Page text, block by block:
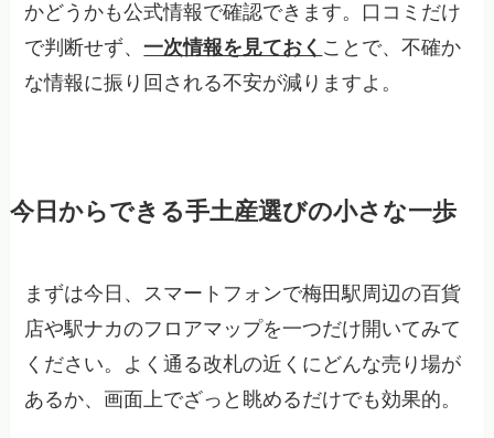
かどうかも公式情報で確認できます。口コミだけ
で判断せず、一次情報を見ておく ことで、不確か
な情報に振り回される不安が減りますよ。
今日からできる手土産選びの小さな一歩
まずは今日、スマートフォンで梅田駅周辺の百貨
店や駅ナカのフロアマップを一つだけ開いてみて
ください。よく通る改札の近くにどんな売り場が
あるか、画面上でざっと眺めるだけでも効果的。